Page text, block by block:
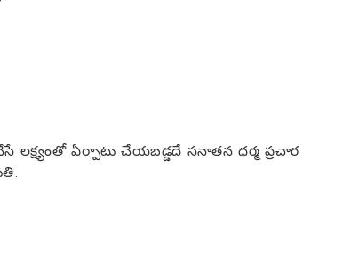
లక్ష్యంతో ఏర్పాటు చేయబడ్డదే సనాతన ధర్మ ప్రచార